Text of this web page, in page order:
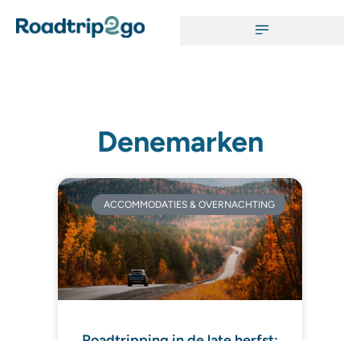
Denemarken
ACCOMMODATIES & OVERNACHTING